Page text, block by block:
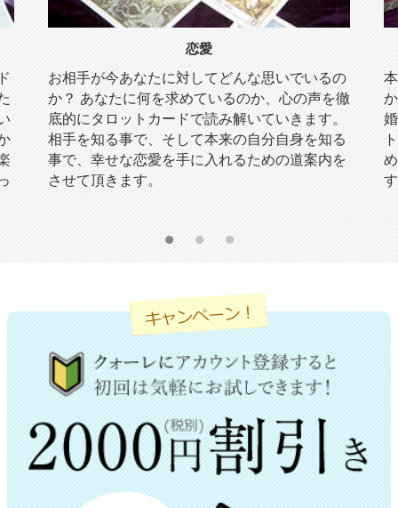
の
を徹
。
る
を
結婚
本来どんな人と結婚することが合っているの
か？ 結婚の時期、危機が訪れやすい時期など結
婚に関する様々な悩みに対して算命学やタロッ
トカードを使って、ご相談者様が幸せになるた
めのヒントとなる「鍵」を提供させて頂きま
す。